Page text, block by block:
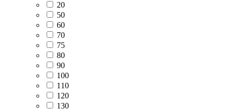
20
50
60
70
75
80
90
100
110
120
130